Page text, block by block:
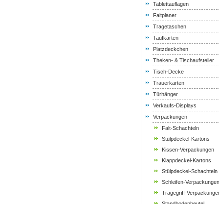
Tablettauflagen
Faltplaner
Tragetaschen
Taufkarten
Platzdeckchen
Theken- & Tischaufsteller
Tisch-Decke
Trauerkarten
Türhänger
Verkaufs-Displays
Verpackungen
Falt-Schachteln
Stülpdeckel-Kartons
Kissen-Verpackungen
Klappdeckel-Kartons
Stülpdeckel-Schachteln
Schleifen-Verpackungen
Tragegriff-